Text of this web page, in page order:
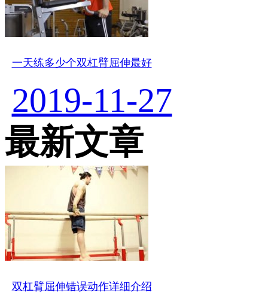
一天练多少个双杠臂屈伸最好
2019-11-27
最新文章
双杠臂屈伸错误动作详细介绍